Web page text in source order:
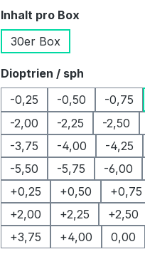
Inhalt pro Box
30er Box
Dioptrien / sph
-0,25
-0,50 -0,75
-2,00
-2,25 -2,50
-3,75
-4,00 -4,25
-5,50
-5,75 -6,00
+0,25
+0,50 +0,75
+2,00
+2,25 +2,50
+3,75
+4,00 0,00